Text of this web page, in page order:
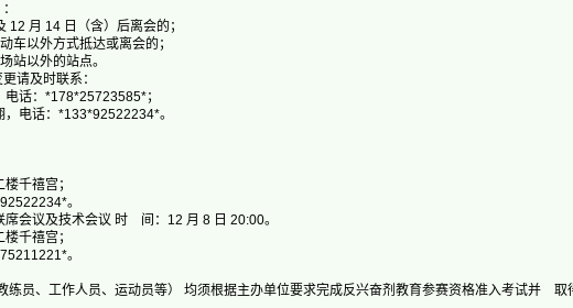
月 14 日（含）后离会的；
以外方式抵达或离会的；
以外的站点。
请及时联系：
：*178*25723585*；
话：*133*92522234*。
千禧宫；
。
会议及技术会议 时 间：12 月 8 日 20:00。
千禧宫；
。
员、工作人员、运动员等） 均须根据主办单位要求完成反兴奋剂教育参赛资格准入考试并 取